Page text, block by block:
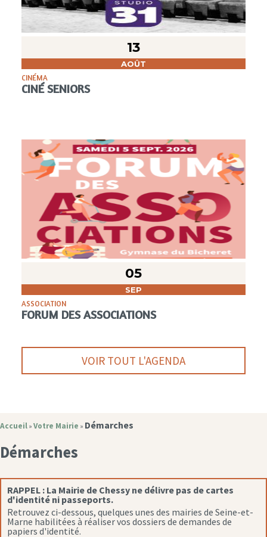
13
AOÛT
CINÉMA
CINÉ SENIORS
05
SEP
ASSOCIATION
FORUM DES ASSOCIATIONS
VOIR TOUT L'AGENDA
Accueil » Votre Mairie » Démarches
Démarches
RAPPEL : La Mairie de Chessy ne délivre pas de cartes
d'identité ni passeports.
Retrouvez ci-dessous, quelques unes des mairies de Seine-et-
Marne habilitées à réaliser vos dossiers de demandes de
papiers d'identité.